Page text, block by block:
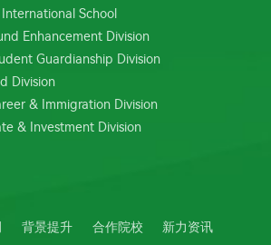
School
Enhancement Division
Guardianship Division
Division
& Immigration Division
& Investment Division
背景提升 合作院校
新力资讯